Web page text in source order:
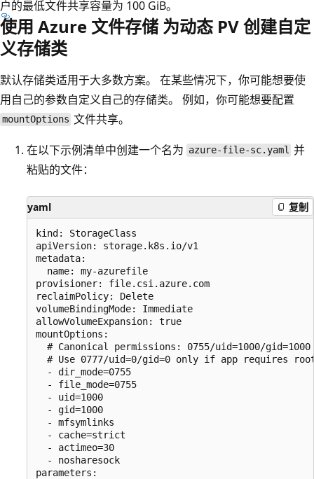
户的最低文件共享容量为 100 GiB。
使用 Azure 文件存储 为动态 PV 创建自定
义存储类
默认存储类适用于大多数方案。 在某些情况下，你可能想要使
用自己的参数自定义自己的存储类。 例如，你可能想要配置
mountOptions 文件共享。
在以下示例清单中创建一个名为 azure-file-sc.yaml 并
粘贴的文件：
yaml 复制
kind: StorageClass
apiVersion: storage.k8s.io/v1
metadata:
  name: my-azurefile
provisioner: file.csi.azure.com
reclaimPolicy: Delete
volumeBindingMode: Immediate
allowVolumeExpansion: true
mountOptions:
# Canonical permissions: 0755/uid=1000/
# Use 0777/uid=0/gid=0 only if app requires
  - dir_mode=0755
  - file_mode=0755
  - uid=1000
  - gid=1000
  - mfsymlinks
  - cache=strict
  - actimeo=30
  - nosharesock
parameters: